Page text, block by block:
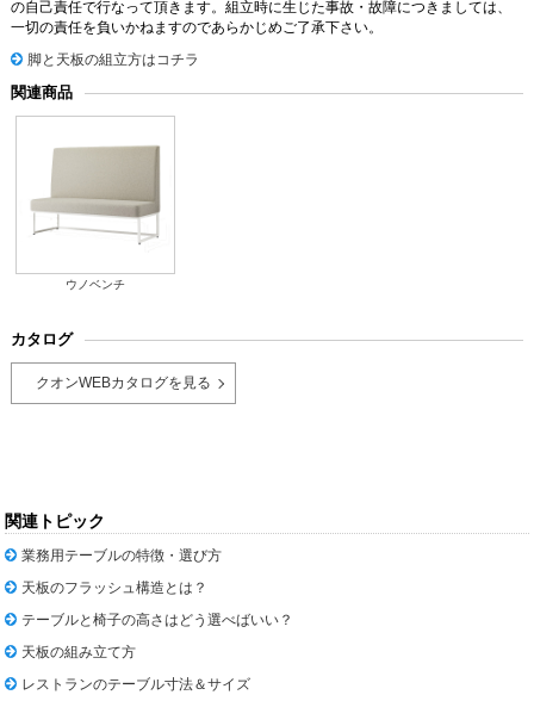
の自己責任で行なって頂きます。組立時に生じた事故・故障につきましては、
一切の責任を負いかねますのであらかじめご了承下さい。
脚と天板の組立方はコチラ
関連商品
ウノベンチ
カタログ
クオンWEBカタログを見る
関連トピック
業務用テーブルの特徴・選び方
天板のフラッシュ構造とは？
テーブルと椅子の高さはどう選べばいい？
天板の組み立て方
レストランのテーブル寸法＆サイズ